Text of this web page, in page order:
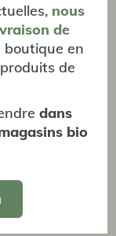
nous
de
boutique en
de
dans
bio